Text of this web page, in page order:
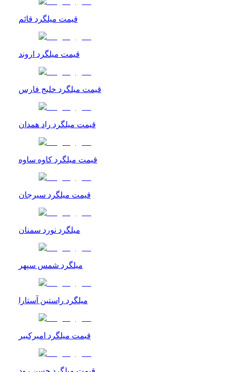
قیمت میلگرد قائم
قیمت میلگرد اروند
قیمت میلگرد خلیج فارس
قیمت میلگرد راد همدان
قیمت میلگرد کاوه ساوه
قیمت میلگرد سیرجان
میلگرد نورد سمنان
میلگرد شمس سپهر
میلگرد راستین آستارا
قیمت میلگرد امیرکبیر